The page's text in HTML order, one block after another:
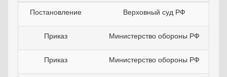
Постановление
Верховный суд РФ
Приказ Министерство обороны РФ
Приказ Министерство обороны РФ